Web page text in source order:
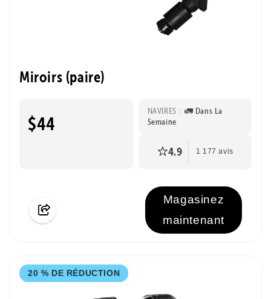
Miroirs (paire)
$44
NAVIRES : 🚛 Dans La
Semaine
4.9 1 177 avis
Magasinez
maintenant
20 % DE RÉDUCTION